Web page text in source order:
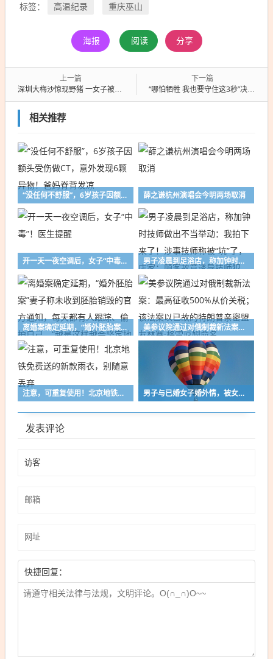
标签： 高温纪录 重庆巫山
海报 阅读 分享
上一篇
深圳大梅沙惊现野猪 一女子被撞，深圳野猪袭击女子事件
下一篇
“哪怕牺牲 我也要守住这3秒”决战3秒，不惜牺牲也要守护瞬间精彩
相关推荐
“没任何不舒服”，6岁孩子因额头受伤做CT，意外发现6颗异物！爸妈脊背发凉 薛之谦杭州演唱会今明两场取消
开一天一夜空调后，女子“中毒”！医生提醒 男子凌晨到足浴店，称加钟时技师做出不当举动：我拍下来了！涉事技师称被“坑”了，店家：顾客故意诱导技师犯错；警方已介入
离婚案确定延期，“婚外胚胎案”妻子称未收到胚胎销毁的官方通知，每天都有人跟踪、偷拍自己，“越是这样越会坚定地走下去，只要我活着” 美参议院通过对俄制裁新法案：最高征收500%从价关税；该法案以已故的特朗普亲密盟友林赛·格雷厄姆命名
注意，可重复使用！北京地铁免费送的新款雨衣，别随意丢弃 男子与已婚女子婚外情，被女方丈夫发现后双方约定见面，酒后开车撞“情敌”结果错撞路人；法院：故意杀人罪
发表评论
快捷回复：